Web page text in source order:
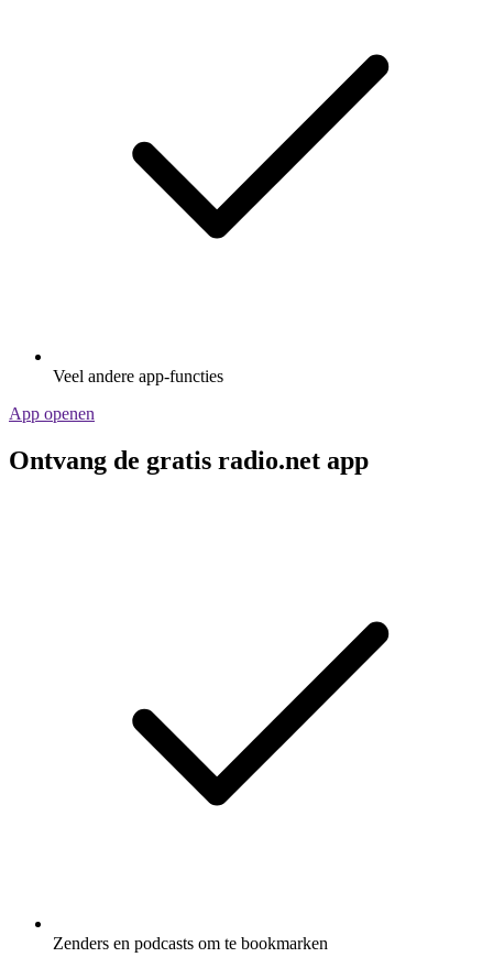
Veel andere app-functies
App openen
Ontvang de gratis radio.net app
Zenders en podcasts om te bookmarken